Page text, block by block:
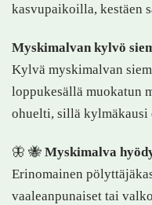
kasvupaikoilla, kestäen
Myskimalvan kylvö
Kylvä myskimalvan
loppukesällä muokatun
ohuelti, sillä kylmäkausi
🦋 🐝 Myskimalva
Erinomainen
vaaleanpunaiset tai